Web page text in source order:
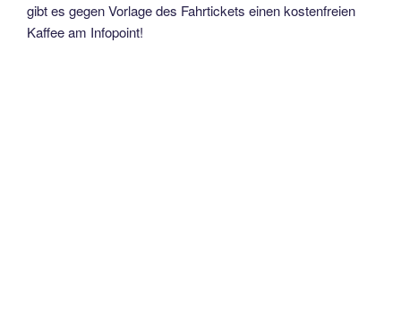
gibt es gegen Vorlage des Fahrtickets einen kostenfreien
Kaffee am Infopoint!